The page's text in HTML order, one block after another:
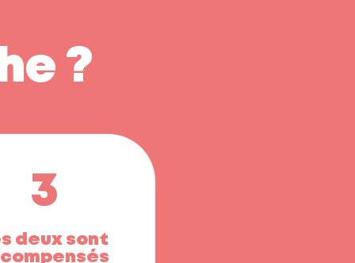
?
3
deux sont